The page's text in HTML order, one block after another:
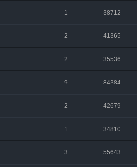
1 38712
2 41365
2 35536
9 84384
2 42679
1 34810
3 55643